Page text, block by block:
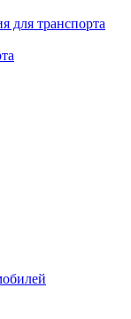
для транспорта